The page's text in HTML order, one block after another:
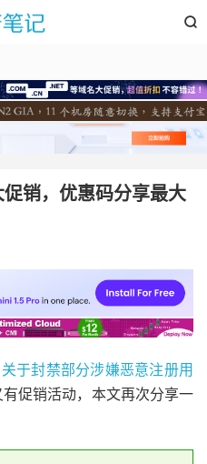

销，优惠码分享最大
关于封禁部分涉嫌恶意注册用
促销活动，本文再次分享一